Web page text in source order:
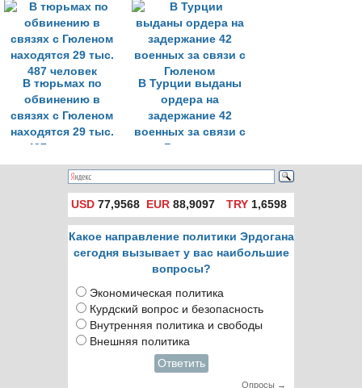
освобождён в
ожидании
апелляции
Гюленом
В тюрьмах по
обвинению в
связях с Гюленом
находятся 29 тыс.
487 человек
В Турции выданы
ордера на
задержание 42
военных за связи с
Гюленом
USD 77,9568 EUR 88,9097 TRY1,6598
Какое направление политики Эрдогана
сегодня вызывает у вас наибольшие
вопросы?
Экономическая политика
Курдский вопрос и безопасность
Внутренняя политика и свободы
Внешняя политика
Ответить
Опросы →